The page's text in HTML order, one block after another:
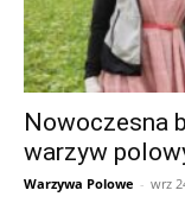
Nowoczesna
warzyw
Warzywa Polowe - wrz